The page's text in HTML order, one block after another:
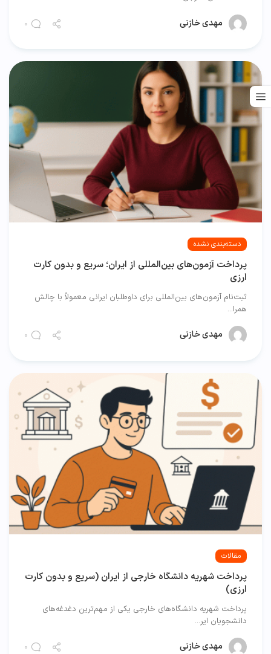
مهدی خازنی 0
دسته‌بندی نشده
پرداخت آزمون‌های بین‌المللی از ایران؛ سریع و بدون کارت
ارزی
ثبت‌نام آزمون‌های بین‌المللی برای داوطلبان ایرانی معمولاً با چالش
همرا...
مهدی خازنی 0
مقالات
پرداخت شهریه دانشگاه خارجی از ایران (سریع و بدون کارت
ارزی)
پرداخت شهریه دانشگاه‌های خارجی یکی از مهم‌ترین دغدغه‌های
دانشجویان ایر...
مهدی خازنی 0